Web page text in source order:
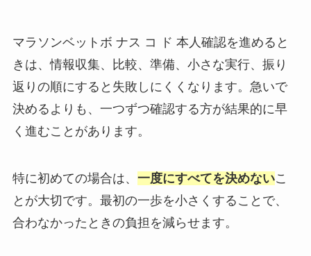
マラソンベットボ ナス コ ド 本人確認を進めると
きは、情報収集、比較、準備、小さな実行、振り
返りの順にすると失敗しにくくなります。急いで
決めるよりも、一つずつ確認する方が結果的に早
く進むことがあります。
特に初めての場合は、 一度にすべてを決めないこ
とが大切です。最初の一歩を小さくすることで、
合わなかったときの負担を減らせます。